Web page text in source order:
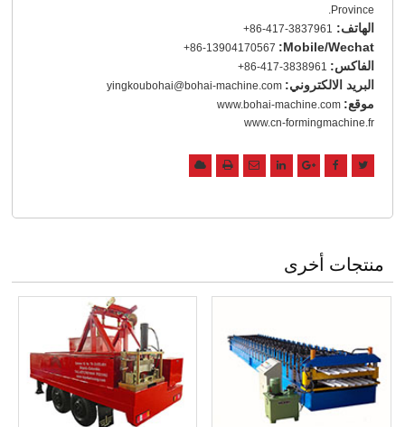
Province.
الهاتف: +86-417-3837961
Mobile/Wechat:
+86-13904170567
الفاكس: +86-417-3838961
البريد الالكتروني: yingkoubohai@bohai-machine.com
موقع: www.bohai-machine.com
www.cn-formingmachine.fr
منتجات أخرى